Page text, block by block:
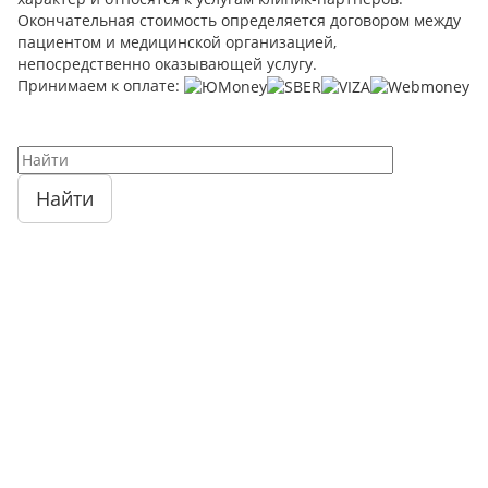
Окончательная стоимость определяется договором между
пациентом и медицинской организацией,
непосредственно оказывающей услугу.
Принимаем к оплате:
Найти